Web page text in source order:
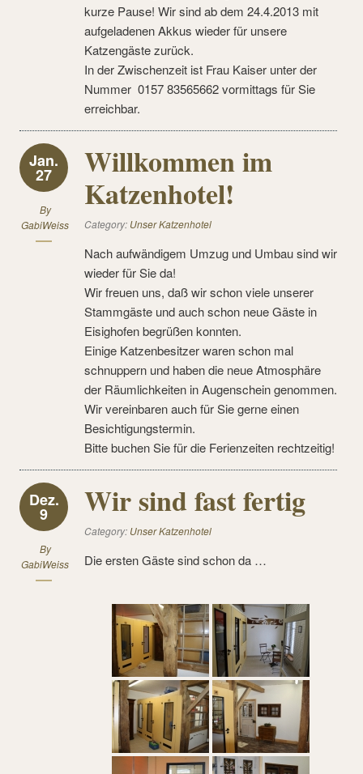
kurze Pause! Wir sind ab dem 24.4.2013 mit
aufgeladenen Akkus wieder für unsere
Katzengäste zurück.
In der Zwischenzeit ist Frau Kaiser unter der
Nummer 0157 83565662 vormittags für Sie
erreichbar.
Jan.
27
By
GabiWeiss
Willkommen im
Katzenhotel!
Category: Unser Katzenhotel
Nach aufwändigem Umzug und Umbau sind wir
wieder für Sie da!
Wir freuen uns, daß wir schon viele unserer
Stammgäste und auch schon neue Gäste in
Eisighofen begrüßen konnten.
Einige Katzenbesitzer waren schon mal
schnuppern und haben die neue Atmosphäre
der Räumlichkeiten in Augenschein genommen.
Wir vereinbaren auch für Sie gerne einen
Besichtigungstermin.
Bitte buchen Sie für die Ferienzeiten rechtzeitig!
Dez.
9
By
GabiWeiss
Wir sind fast fertig
Category: Unser Katzenhotel
Die ersten Gäste sind schon da …